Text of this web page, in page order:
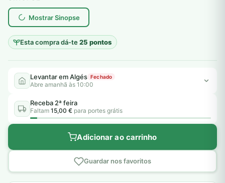
6,00 €.
5,00 €.
Mostrar Sinopse
Esta compra dá-te25 pontos
plantar árvores reais
Levantar em Algés Fechado
Abre amanhã às 10:00
Receba 2ª feira
Faltam 15,00 € para portes grátis
Adicionar ao carrinho
Guardar nos favoritos